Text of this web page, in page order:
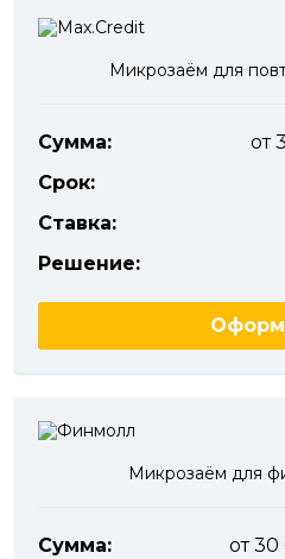
Микрозаём для
Сумма:
от
Срок:
Ставка:
Решение:
Микрозаём для
Сумма:
от